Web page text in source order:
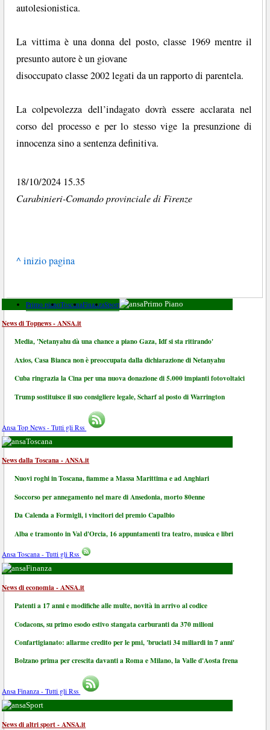
autolesionistica.
La vittima è una donna del posto, classe 1969 mentre il
presunto autore è un giovane
disoccupato classe 2002 legati da un rapporto di parentela.
La colpevolezza dell’indagato dovrà essere acclarata nel
corso del processo e per lo stesso vige la presunzione di
innocenza sino a sentenza definitiva.
18/10/2024 15.35
Carabinieri-Comando provinciale di Firenze
^ inizio pagina
Primo pianoToscanaFinanzaSport Primo Piano
News di Topnews - ANSA.it
Media, 'Netanyahu dà una chance a piano Gaza, Idf si sta ritirando'
Axios, Casa Bianca non è preoccupata dalla dichiarazione di Netanyahu
Cuba ringrazia la Cina per una nuova donazione di 5.000 impianti fotovoltaici
Trump sostituisce il suo consigliere legale, Scharf al posto di Warrington
Ansa Top News - Tutti gli Rss
Toscana
News dalla Toscana - ANSA.it
Nuovi roghi in Toscana, fiamme a Massa Marittima e ad Anghiari
Soccorso per annegamento nel mare di Ansedonia, morto 80enne
Da Calenda a Formigli, i vincitori del premio Capalbio
Alba e tramonto in Val d'Orcia, 16 appuntamenti tra teatro, musica e libri
Ansa Toscana - Tutti gli Rss
Finanza
News di economia - ANSA.it
Patenti a 17 anni e modifiche alle multe, novità in arrivo al codice
Codacons, su primo esodo estivo stangata carburanti da 370 milioni
Confartigianato: allarme credito per le pmi, 'bruciati 34 miliardi in 7 anni'
Bolzano prima per crescita davanti a Roma e Milano, la Valle d'Aosta frena
Ansa Finanza - Tutti gli Rss
Sport
News di altri sport - ANSA.it